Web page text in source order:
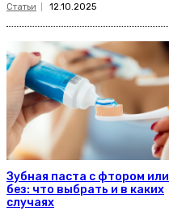
Статьи 12.10.2025
Зубная паста с фтором или
без: что выбрать и в каких
случаях